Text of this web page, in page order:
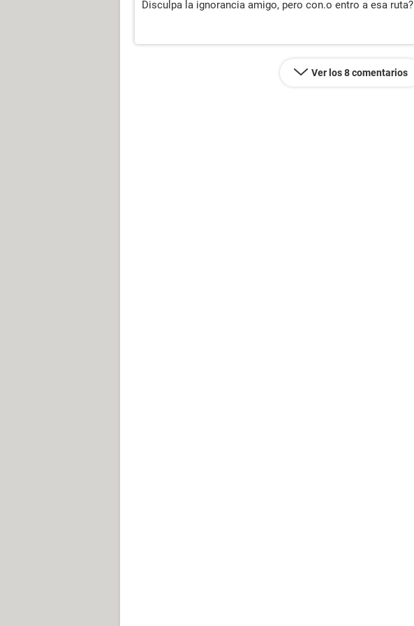
Disculpa la ignorancia amigo, pero con.o entro a esa ruta?
Ver los 8 comentarios